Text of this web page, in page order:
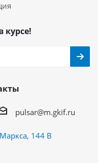
курсе!
pulsar@m.gkif.ru
144 В